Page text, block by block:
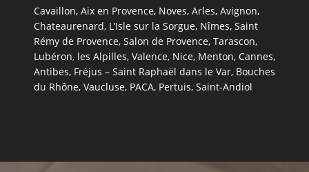
Cavaillon, Aix en Provence, Noves, Arles, Avignon,
Chateaurenard, L’Isle sur la Sorgue, Nîmes, Saint
Rémy de Provence, Salon de Provence, Tarascon,
Lubéron, les Alpilles, Valence, Nice, Menton, Cannes,
Antibes, Fréjus – Saint Raphaël dans le Var, Bouches
du Rhône, Vaucluse, PACA, Pertuis, Saint-Andiol